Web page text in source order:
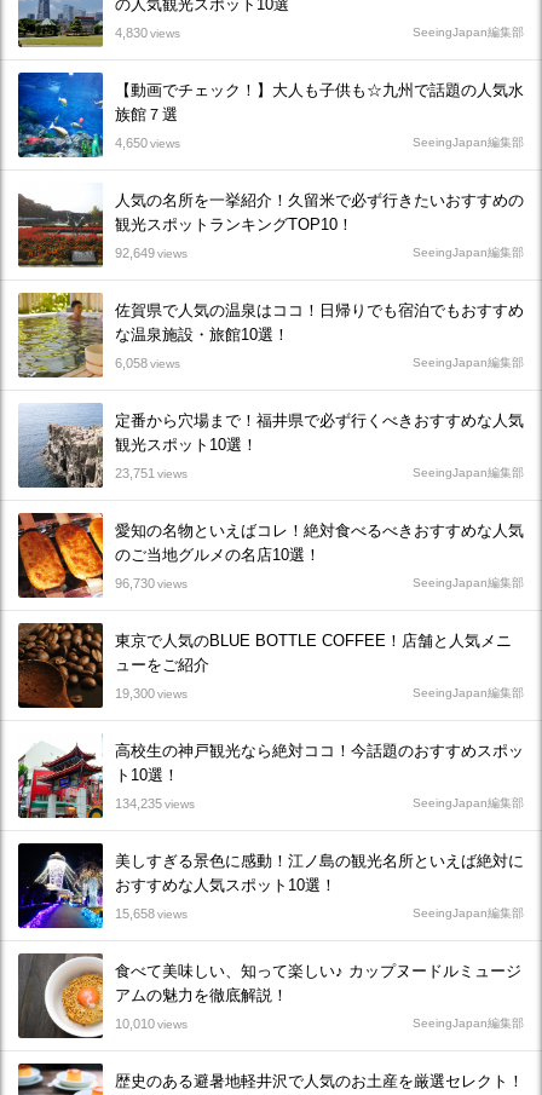
の人気観光スポット10選
4,830views SeeingJapan編集部
【動画でチェック！】大人も子供も☆九州で話題の人気水
族館７選
4,650views SeeingJapan編集部
人気の名所を一挙紹介！久留米で必ず行きたいおすすめの
観光スポットランキングTOP10！
92,649views SeeingJapan編集部
佐賀県で人気の温泉はココ！日帰りでも宿泊でもおすすめ
な温泉施設・旅館10選！
6,058views SeeingJapan編集部
定番から穴場まで！福井県で必ず行くべきおすすめな人気
観光スポット10選！
23,751 views SeeingJapan編集部
愛知の名物といえばコレ！絶対食べるべきおすすめな人気
のご当地グルメの名店10選！
96,730views SeeingJapan編集部
東京で人気のBLUE BOTTLE COFFEE！店舗と人気メニ
ューをご紹介
19,300views SeeingJapan編集部
高校生の神戸観光なら絶対ココ！今話題のおすすめスポッ
ト10選！
134,235views SeeingJapan編集部
美しすぎる景色に感動！江ノ島の観光名所といえば絶対に
おすすめな人気スポット10選！
15,658views SeeingJapan編集部
食べて美味しい、知って楽しい♪ カップヌードルミュージ
アムの魅力を徹底解説！
10,010views SeeingJapan編集部
歴史のある避暑地軽井沢で人気のお土産を厳選セレクト！